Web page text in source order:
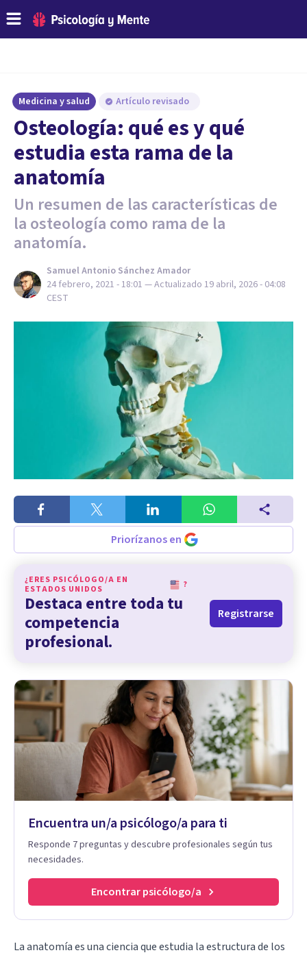
Medicina y salud Artículo revisado
Osteología: qué es y qué
estudia esta rama de la
anatomía
Un resumen de las características de
la osteología como rama de la
anatomía.
Samuel Antonio Sánchez Amador
24 febrero, 2021 - 18:01 — Actualizado 19 abril, 2026 - 04:08
CEST
Priorízanos en
¿ERES PSICÓLOGO/A EN
ESTADOS UNIDOS
?
Destaca entre toda tu
competencia
profesional.
Registrarse
Encuentra un/a psicólogo/a para ti
Responde 7 preguntas y descubre profesionales según tus
necesidades.
Encontrar psicólogo/a
La anatomía es una ciencia que estudia la estructura de los